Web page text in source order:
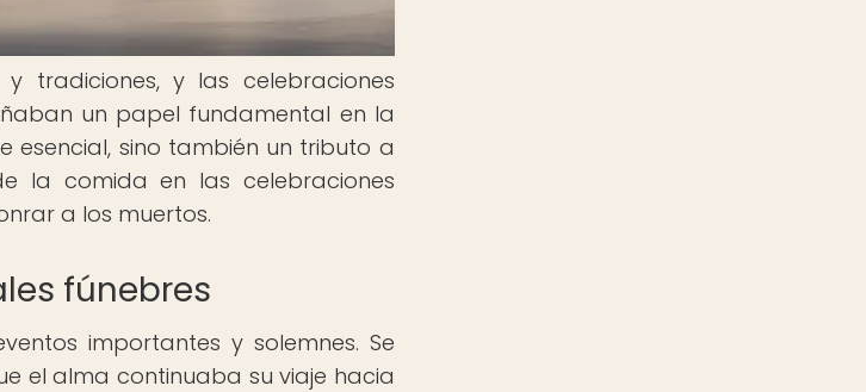
tradiciones, y las celebraciones
un papel fundamental en la
sino también un tributo a
la comida en las celebraciones
a los muertos.
fúnebres
importantes y solemnes. Se
el alma continuaba su viaje hacia